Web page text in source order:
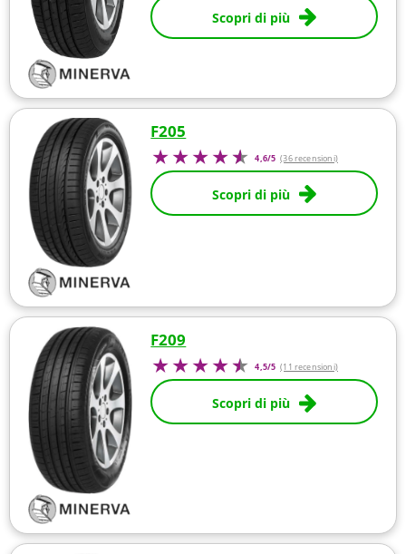
Scopri di più
F205
4,6/5 (36 recensioni)
Scopri di più
F209
4,5/5 (11 recensioni)
Scopri di più